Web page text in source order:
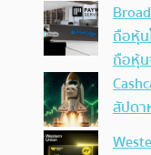
ถือหุ้น
ถือหุ้
สัปดา